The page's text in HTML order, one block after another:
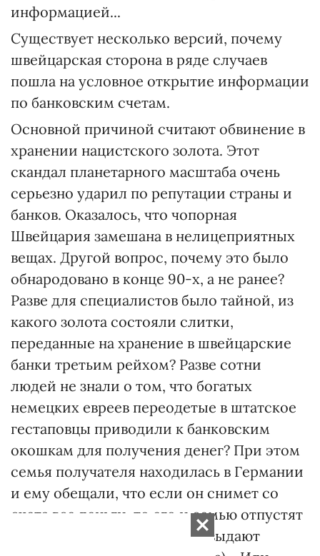
информацией...
Существует несколько версий, почему
швейцарская сторона в ряде случаев
пошла на условное открытие информации
по банковским счетам.
Основной причиной считают обвинение в
хранении нацистского золота. Этот
скандал планетарного масштаба очень
серьезно ударил по репутации страны и
банков. Оказалось, что чопорная
Швейцария замешана в нелицеприятных
вещах. Другой вопрос, почему это было
обнародовано в конце 90-х, а не ранее?
Разве для специалистов было тайной, из
какого золота состояли слитки,
переданные на хранение в швейцарские
банки третьим рейхом? Разве сотни
людей не знали о том, что богатых
немецких евреев переодетые в штатское
гестаповцы приводили к банковским
окошкам для получения денег? При этом
семья получателя находилась в Германии
и ему обещали, что если он снимет со
счета все деньги, то его и семью отпустят
(деньги швейцарские банки выдают